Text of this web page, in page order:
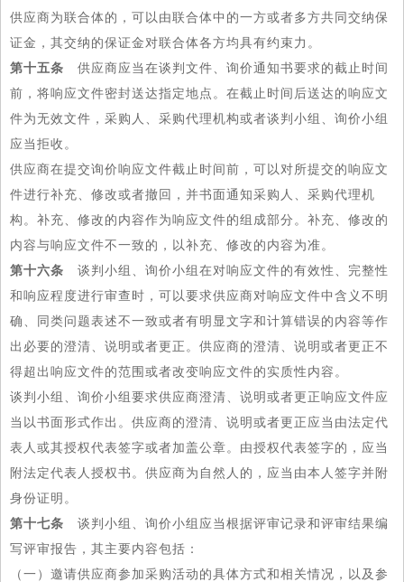
供应商为联合体的，可以由联合体中的一方或者多方共同交纳保
证金，其交纳的保证金对联合体各方均具有约束力。
第十五条 供应商应当在谈判文件、询价通知书要求的截止时间
前，将响应文件密封送达指定地点。在截止时间后送达的响应文
件为无效文件，采购人、采购代理机构或者谈判小组、询价小组
应当拒收。
供应商在提交询价响应文件截止时间前，可以对所提交的响应文
件进行补充、修改或者撤回，并书面通知采购人、采购代理机
构。补充、修改的内容作为响应文件的组成部分。补充、修改的
内容与响应文件不一致的，以补充、修改的内容为准。
第十六条 谈判小组、询价小组在对响应文件的有效性、完整性
和响应程度进行审查时，可以要求供应商对响应文件中含义不明
确、同类问题表述不一致或者有明显文字和计算错误的内容等作
出必要的澄清、说明或者更正。供应商的澄清、说明或者更正不
得超出响应文件的范围或者改变响应文件的实质性内容。
谈判小组、询价小组要求供应商澄清、说明或者更正响应文件应
当以书面形式作出。供应商的澄清、说明或者更正应当由法定代
表人或其授权代表签字或者加盖公章。由授权代表签字的，应当
附法定代表人授权书。供应商为自然人的，应当由本人签字并附
身份证明。
第十七条 谈判小组、询价小组应当根据评审记录和评审结果编
写评审报告，其主要内容包括：
（一）邀请供应商参加采购活动的具体方式和相关情况，以及参